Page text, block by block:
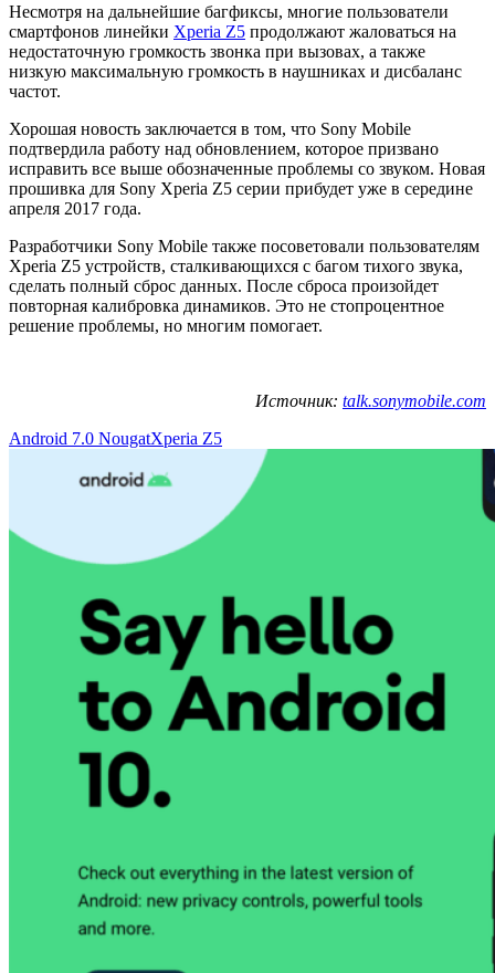
с
тихим
звуком
в
Xperia
Z5
серии
в
апреле
2017
Несмотря на дальнейшие багфиксы, многие пользователи
смартфонов линейки Xperia Z5 продолжают жаловаться на
недостаточную громкость звонка при вызовах, а также
низкую максимальную громкость в наушниках и дисбаланс
частот.
Хорошая новость заключается в том, что Sony Mobile
подтвердила работу над обновлением, которое призвано
исправить все выше обозначенные проблемы со звуком. Новая
прошивка для Sony Xperia Z5 серии прибудет уже в середине
апреля 2017 года.
Разработчики Sony Mobile также посоветовали пользователям
Xperia Z5 устройств, сталкивающихся с багом тихого звука,
сделать полный сброс данных. После сброса произойдет
повторная калибровка динамиков. Это не стопроцентное
решение проблемы, но многим помогает.
Источник: talk.sonymobile.com
Android 7.0 NougatXperia Z5